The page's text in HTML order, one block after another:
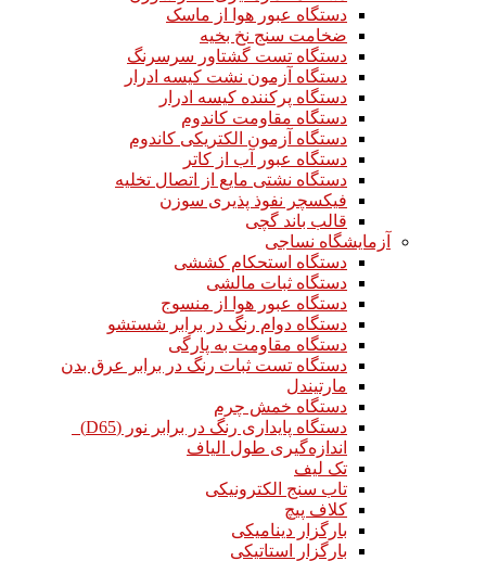
دستگاه عبور هوا از ماسک
ضخامت سنج نخ بخیه
دستگاه تست گشتاور سرسرنگ
دستگاه آزمون نشت کیسه ادرار
دستگاه پرکننده کیسه ادرار
دستگاه مقاومت کاندوم
دستگاه آزمون الکتریکی کاندوم
دستگاه عبور آب از کاتر
دستگاه نشتی مایع از اتصال تخلیه
فیکسچر نفوذ پذیری سوزن
قالب باند گچی
آزمایشگاه نساجی
دستگاه استحکام کششی
دستگاه ثبات مالشی
دستگاه عبور هوا از منسوج
دستگاه دوام رنگ در برابر شستشو
دستگاه مقاومت به پارگی
دستگاه تست ثبات رنگ در برابر عرق بدن
مارتیندل
دستگاه خمش چرم
دستگاه پایداری رنگ در برابر نور (D65)
اندازه‌گیری طول الیاف
تک لیف
تاب سنج الکترونیکی
کلاف پیچ
بارگزار دینامیکی
بارگزار استاتیکی